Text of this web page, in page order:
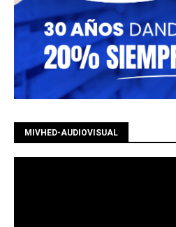
MIVHED-AUDIOVISUAL